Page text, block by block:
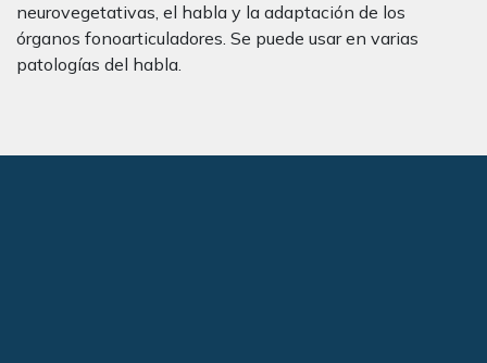
neurovegetativas, el habla y la adaptación de los
órganos fonoarticuladores. Se puede usar en varias
patologías del habla.